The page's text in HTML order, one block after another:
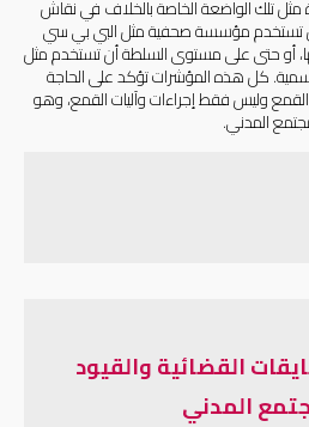
القضائية والقيود
المدني
تلك الواضعة الخاصة بالخلاف في نقاش
ان تستخدم مؤسسة صحفية مثل البي بي سي
أو حتى على مستوى السلطة أن تستخدم مثل
كل هذه المؤشرات تؤكد على الحاجة
وليس فقط إجراءات وآليات القمع، وهو
المدني.